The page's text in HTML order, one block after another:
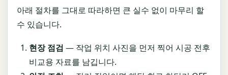
아래 절차를 그대로 따라하면 큰 실수 없이 마무리 할
수 있습니다.
현장 점검 — 작업 위치 사진을 먼저 찍어 시공 전후
비교용 자료를 남깁니다.